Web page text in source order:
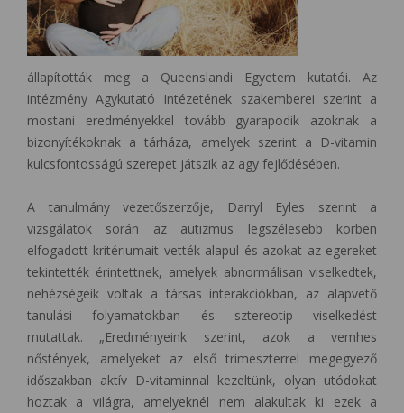
állapították meg a Queenslandi Egyetem kutatói. Az
intézmény Agykutató Intézetének szakemberei szerint a
mostani eredményekkel tovább gyarapodik azoknak a
bizonyítékoknak a tárháza, amelyek szerint a D-vitamin
kulcsfontosságú szerepet játszik az agy fejlődésében.
A tanulmány vezetőszerzője, Darryl Eyles szerint a
vizsgálatok során az autizmus legszélesebb körben
elfogadott kritériumait vették alapul és azokat az egereket
tekintették érintettnek, amelyek abnormálisan viselkedtek,
nehézségeik voltak a társas interakciókban, az alapvető
tanulási folyamatokban és sztereotip viselkedést
mutattak. „Eredményeink szerint, azok a vemhes
nőstények, amelyeket az első trimeszterrel megegyező
időszakban aktív D-vitaminnal kezeltünk, olyan utódokat
hoztak a világra, amelyeknél nem alakultak ki ezek a